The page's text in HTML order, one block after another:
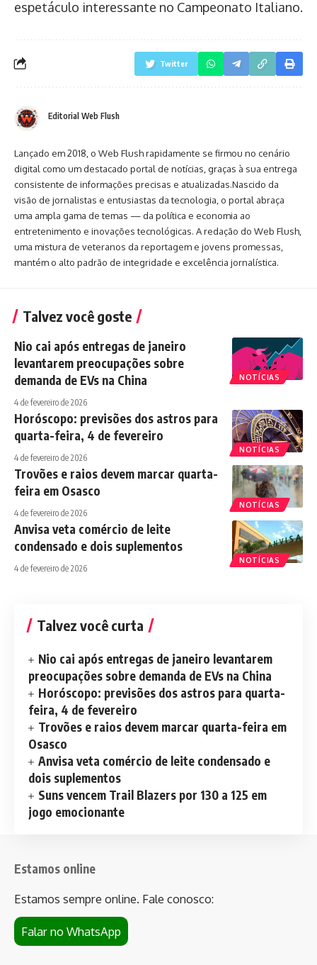
espetáculo interessante no Campeonato Italiano.
Twitter
Editorial Web Flush
Lançado em 2018, o Web Flush rapidamente se firmou no cenário
digital como um destacado portal de notícias, graças à sua entrega
consistente de informações precisas e atualizadas.Nascido da
visão de jornalistas e entusiastas da tecnologia, o portal abraça
uma ampla gama de temas — da política e economia ao
entretenimento e inovações tecnológicas. A redação do Web Flush,
uma mistura de veteranos da reportagem e jovens promessas,
mantém o alto padrão de integridade e excelência jornalística.
Talvez você goste
NOTÍCIAS
Nio cai após entregas de janeiro
levantarem preocupações sobre
demanda de EVs na China
4 de fevereiro de 2026
NOTÍCIAS
Horóscopo: previsões dos astros para
quarta-feira, 4 de fevereiro
4 de fevereiro de 2026
NOTÍCIAS
Trovões e raios devem marcar quarta-
feira em Osasco
4 de fevereiro de 2026
NOTÍCIAS
Anvisa veta comércio de leite
condensado e dois suplementos
4 de fevereiro de 2026
Talvez você curta
Nio cai após entregas de janeiro levantarem
preocupações sobre demanda de EVs na China
Horóscopo: previsões dos astros para quarta-
feira, 4 de fevereiro
Trovões e raios devem marcar quarta-feira em
Osasco
Anvisa veta comércio de leite condensado e
dois suplementos
Suns vencem Trail Blazers por 130 a 125 em
jogo emocionante
Estamos online
Estamos sempre online. Fale conosco:
Falar no WhatsApp